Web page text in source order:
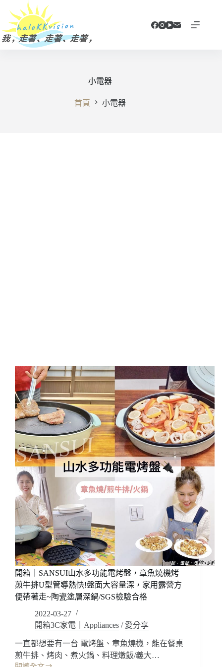
主
要
小電器
首頁 小電器
開箱｜SANSUI山水多功能電烤盤，章魚燒機烤
煎牛排U型管導熱快!盤面大容量深，家用露營方
便帶著走~陶瓷塗層深鍋/SGS檢驗合格
2022-03-27
開箱3C家電｜Appliances / 愛分享
一直都想要有一台 電烤盤、章魚燒機，能在餐桌
煎牛排、烤肉、煮火鍋、料理燉飯/義大…